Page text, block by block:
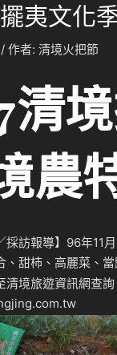
夷文化
/ 作者:清境火把節
清
農
採訪報導】96年11
、甜柿、高麗菜、
境旅遊資訊網查詢